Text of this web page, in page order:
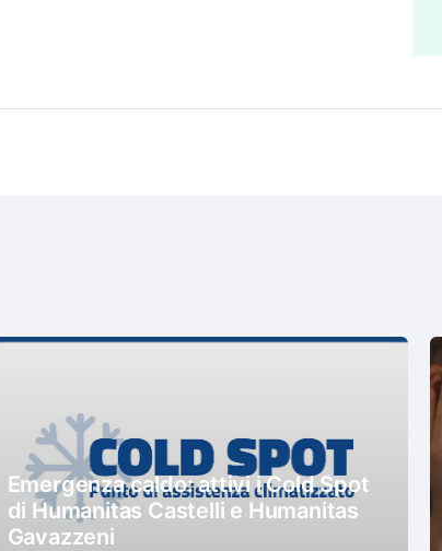
Emergenza caldo: attivi i Cold Spot
di Humanitas Castelli e Humanitas
Gavazzeni